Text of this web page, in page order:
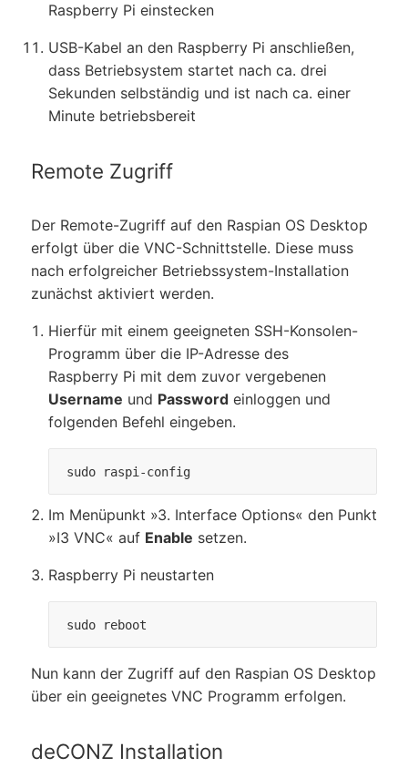
Raspberry Pi einstecken
USB-Kabel an den Raspberry Pi anschließen,
dass Betriebsystem startet nach ca. drei
Sekunden selbständig und ist nach ca. einer
Minute betriebsbereit
Remote Zugriff
Der Remote-Zugriff auf den Raspian OS Desktop
erfolgt über die VNC-Schnittstelle. Diese muss
nach erfolgreicher Betriebssystem-Installation
zunächst aktiviert werden.
Hierfür mit einem geeigneten SSH-Konsolen-
Programm über die IP-Adresse des
Raspberry Pi mit dem zuvor vergebenen
Username und Passwordeinloggen und
folgenden Befehl eingeben.
sudo raspi-config
Im Menüpunkt 3. Interface Options
den Punkt
I3 VNC
auf Enable setzen.
Raspberry Pi neustarten
sudo reboot
Nun kann der Zugriff auf den Raspian OS Desktop
über ein geeignetes VNC Programm erfolgen.
deCONZ Installation